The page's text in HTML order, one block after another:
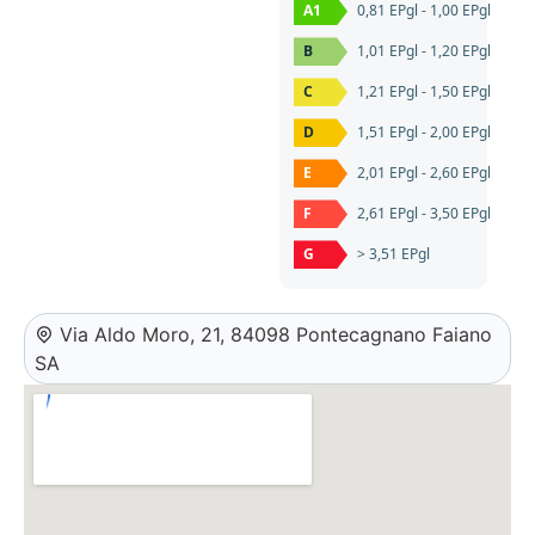
A1
0,81 EPgl - 1,00 EPgl
B
1,01 EPgl - 1,20 EPgl
C
1,21 EPgl - 1,50 EPgl
D
1,51 EPgl - 2,00 EPgl
E
2,01 EPgl - 2,60 EPgl
F
2,61 EPgl - 3,50 EPgl
G
> 3,51 EPgl
Via Aldo Moro, 21, 84098 Pontecagnano Faiano
SA